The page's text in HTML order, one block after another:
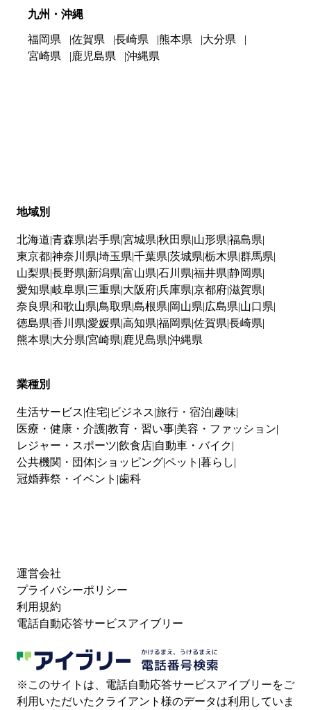
九州・沖縄
福岡県 佐賀県 長崎県 熊本県
大分県
宮崎県
鹿児島県 沖縄県
地域別
北海道 青森県 岩手県 宮城県 秋田県 山形県 福島県
東京都神奈川県 埼玉県 千葉県 茨城県 栃木県 群馬県
山梨県 長野県 新潟県 富山県 石川県 福井県 静岡県
愛知県 岐阜県 三重県 大阪府兵庫県 京都府滋賀県
奈良県 和歌山県 鳥取県 島根県 岡山県 広島県 山口県
徳島県 香川県 愛媛県 高知県 福岡県 佐賀県 長崎県
熊本県 大分県 宮崎県 鹿児島県 沖縄県
業種別
生活サービス 住宅 ビジネス 旅行・宿泊 趣味
医療・健康・介護教育・習い事 美容・ファッション
レジャー・スポーツ 飲食店 自動車・バイク
公共機関・団体 ショッピングペット 暮らし
冠婚葬祭・イベント 歯科
運営会社
プライバシーポリシー
利用規約
電話自動応答サービスアイブリー
※このサイトは、電話自動応答サービスアイブリーをご
利用いただいたクライアント様のデータは利用していま